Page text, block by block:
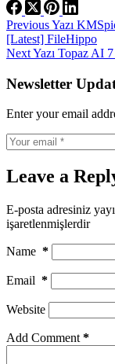
PreviousYazı
[Latest] FileHippo
NextYazı Topaz AI
Newsletter
Enter your email
Leave a
E-posta adresiniz
işaretlenmişlerdir
Name *
Email *
Website
Add Comment *